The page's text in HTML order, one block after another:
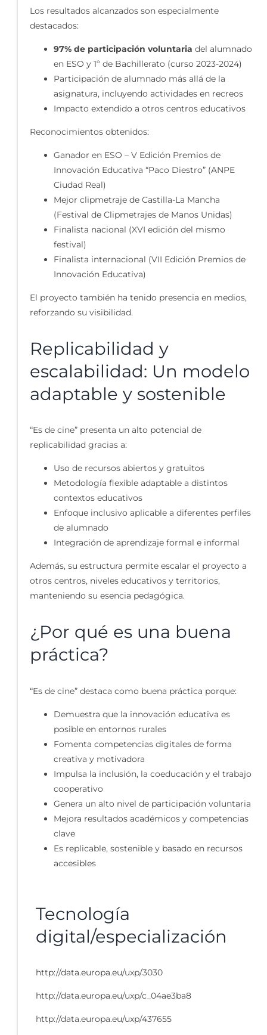
Los resultados alcanzados son especialmente
destacados:
97% de participación voluntaria del alumnado
en ESO y 1º de Bachillerato (curso 2023-2024)
Participación de alumnado más allá de la
asignatura, incluyendo actividades en recreos
Impacto extendido a otros centros educativos
Reconocimientos obtenidos:
Ganador en ESO – V Edición Premios de
Innovación Educativa “Paco Diestro” (ANPE
Ciudad Real)
Mejor clipmetraje de Castilla-La Mancha
(Festival de Clipmetrajes de Manos Unidas)
Finalista nacional (XVI edición del mismo
festival)
Finalista internacional (VII Edición Premios de
Innovación Educativa)
El proyecto también ha tenido presencia en medios,
reforzando su visibilidad.
Replicabilidad y
escalabilidad: Un modelo
adaptable y sostenible
“Es de cine” presenta un alto potencial de
replicabilidad gracias a:
Uso de recursos abiertos y gratuitos
Metodología flexible adaptable a distintos
contextos educativos
Enfoque inclusivo aplicable a diferentes perfiles
de alumnado
Integración de aprendizaje formal e informal
Además, su estructura permite escalar el proyecto a
otros centros, niveles educativos y territorios,
manteniendo su esencia pedagógica.
¿Por qué es una buena
práctica?
“Es de cine” destaca como buena práctica porque:
Demuestra que la innovación educativa es
posible en entornos rurales
Fomenta competencias digitales de forma
creativa y motivadora
Impulsa la inclusión, la coeducación y el trabajo
cooperativo
Genera un alto nivel de participación voluntaria
Mejora resultados académicos y competencias
clave
Es replicable, sostenible y basado en recursos
accesibles
Tecnología
digital/especialización
http://data.europa.eu/uxp/3030
http://data.europa.eu/uxp/c_04ae3ba8
http://data.europa.eu/uxp/437655